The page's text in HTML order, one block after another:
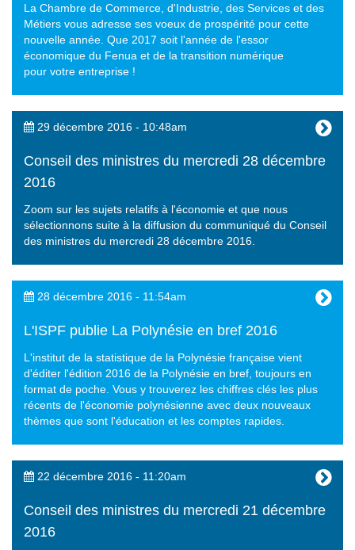
La Chambre de Commerce, d'Industrie, des Services et des
Métiers vous adresse ses voeux de prospérité pour cette
nouvelle année. Que 2017 soit l'année de l'essor
économique du Fenua et de la transition numérique
pour votre entreprise !
29 décembre 2016 - 10:48am
Conseil des ministres du mercredi 28 décembre
2016
Zoom sur les sujets relatifs à l'économie et que nous
sélectionnons suite à la diffusion du communiqué du Conseil
des ministres du mercredi 28 décembre 2016.
28 décembre 2016 - 11:54am
L'ISPF publie La Polynésie en bref 2016
L'institut de la statistique de la Polynésie française vient
d'éditer l'édition 2016 de la Polynésie en bref, toujours en
format de poche. Vous y trouverez les chiffres clés les plus
récents de l'économie polynésienne avec deux nouveaux
thèmes que sont l'éducation et les comptes rapides.
22 décembre 2016 - 11:20am
Conseil des ministres du mercredi 21 décembre
2016